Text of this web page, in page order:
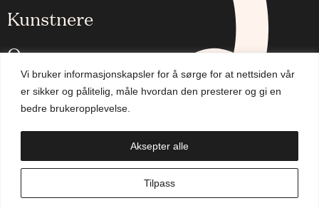
Vi bruker informasjonskapsler for å sørge for at nettsiden vår
er sikker og pålitelig, måle hvordan den presterer og gi en
bedre brukeropplevelse.
Tilpass
Aksepter alle
Kunstnere
Om oss
Aktuelt
Handlekurv
NO